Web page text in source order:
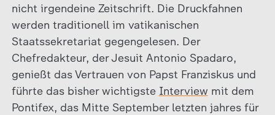
nicht irgendeine Zeitschrift. Die Druckfahnen
werden traditionell im vatikanischen
Staatssekretariat gegengelesen. Der
Chefredakteur, der Jesuit Antonio Spadaro,
genießt das Vertrauen von Papst Franziskus und
führte das bisher wichtigste Interview mit dem
Pontifex, das Mitte September letzten jahres für